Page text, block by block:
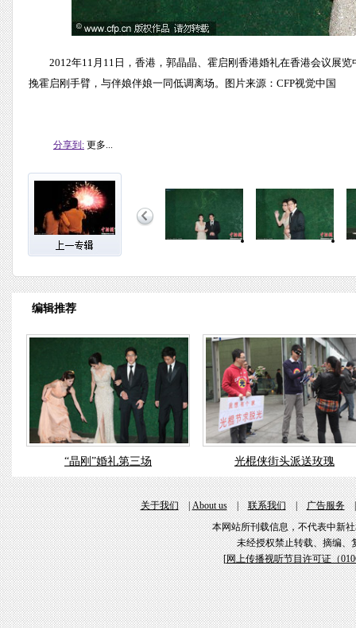
2012年11月11日，香港，郭晶晶、霍启刚香港婚礼在香港会议展
挽霍启刚手臂，与伴娘伴娘一同低调离场。图片来源：CFP视觉中国
分享到: 更多...
编辑推荐
“晶刚”婚礼第三场 光棍侠街头派送玫瑰
关于我们|About us|联系我们|广告服务
本网站所刊载信息，不代表中新
未经授权禁止转载、摘编、
[网上传播视听节目许可证（